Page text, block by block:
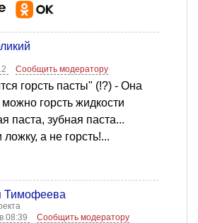
Сообщить модератору
горсть пасты" (!?) - Она
горсть жидкости
паста, зубная паста...
а не горсть!...
Тимофеева
08:39
Сообщить модератору